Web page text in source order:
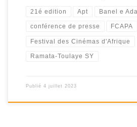
21é edition Apt Banel e
conférence de presse FCAPA
Festival des Cinémas d'Afrique
Ramata-Toulaye SY
Publié 4 juillet 2023